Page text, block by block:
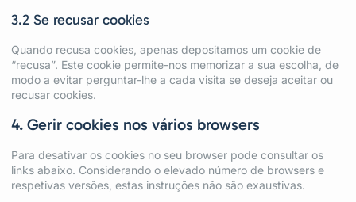
3.2 Se recusar cookies
Quando recusa cookies, apenas depositamos um cookie de
“recusa”. Este cookie permite-nos memorizar a sua escolha, de
modo a evitar perguntar-lhe a cada visita se deseja aceitar ou
recusar cookies.
4. Gerir cookies nos vários browsers
Para desativar os cookies no seu browser pode consultar os
links abaixo. Considerando o elevado número de browsers e
respetivas versões, estas instruções não são exaustivas.